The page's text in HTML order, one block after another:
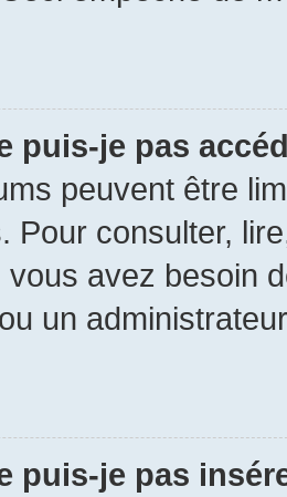
puis-je pas
peuvent être
Pour consulter,
vous avez besoin
un
puis-je pas